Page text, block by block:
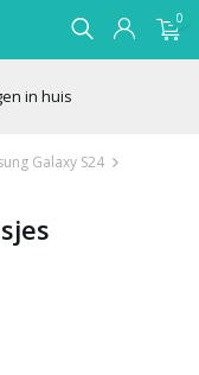
0
Galaxy S24